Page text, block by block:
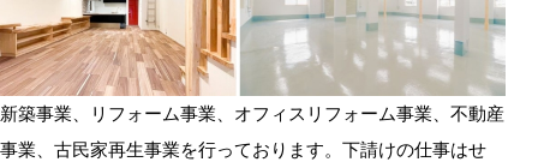
新築事業、リフォーム事業、オフィスリフォーム事業、不動産
事業、古民家再生事業を行っております。下請けの仕事はせ